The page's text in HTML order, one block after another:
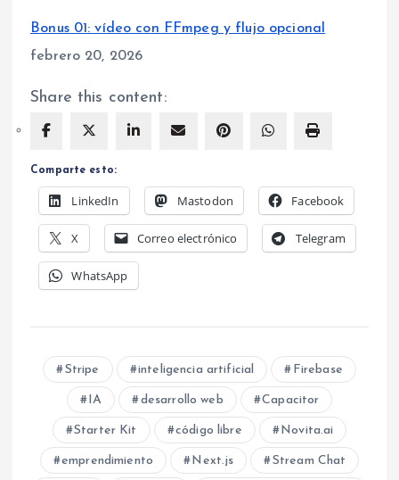
Bonus 01: vídeo con FFmpeg y flujo opcional
Fecha
febrero 20, 2026
Share this content:
Comparte esto:
LinkedIn Mastodon Facebook
X Correo electrónico Telegram
WhatsApp
Stripe inteligencia artificial Firebase
IA desarrollo web Capacitor
Starter Kit código libre Novita.ai
emprendimiento Next.js Stream Chat